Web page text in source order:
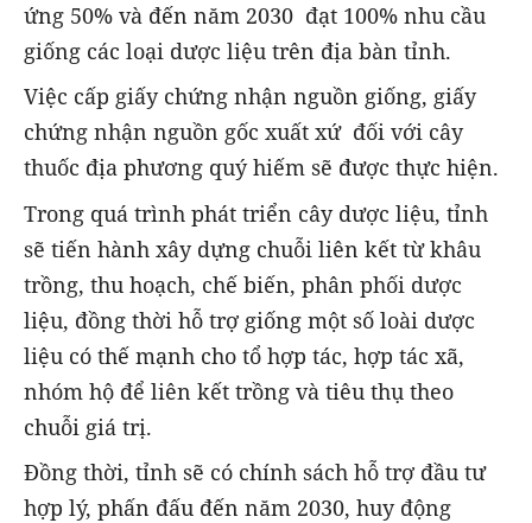
ứng 50% và đến năm 2030 đạt 100% nhu cầu
giống các loại dược liệu trên địa bàn tỉnh.
Việc cấp giấy chứng nhận nguồn giống, giấy
chứng nhận nguồn gốc xuất xứ đối với cây
thuốc địa phương quý hiếm sẽ được thực hiện.
Trong quá trình phát triển cây dược liệu, tỉnh
sẽ tiến hành xây dựng chuỗi liên kết từ khâu
trồng, thu hoạch, chế biến, phân phối dược
liệu, đồng thời hỗ trợ giống một số loài dược
liệu có thế mạnh cho tổ hợp tác, hợp tác xã,
nhóm hộ để liên kết trồng và tiêu thụ theo
chuỗi giá trị.
Đồng thời, tỉnh sẽ có chính sách hỗ trợ đầu tư
hợp lý, phấn đấu đến năm 2030, huy động